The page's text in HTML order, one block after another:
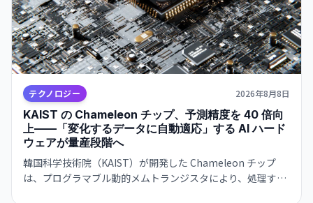
テクノロジー 2026年8月8日
KAIST の Chameleon チップ、予測精度を 40 倍向
上——「変化するデータに自動適応」する AI ハード
ウェアが量産段階へ
韓国科学技術院（KAIST）が開発した Chameleon チップ
は、プログラマブル動的メムトランジスタにより、処理する